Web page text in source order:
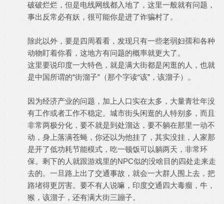
破破烂烂，但是电线网线都入地了，这里一般就有问题，
事出反常必有妖，很可能你是进了诈骗村了。
除此以外，要是四周看看，发现只有一些老弱妇孺和各种
动物盯着你看，这地方有问题的概率就更大了。
这里要说印度一大特色，就是满大街都是闲逛的人，也就
是中国所谓的“街溜子”（那个字读“该”，该溜子）。
因为经济产业的问题，加上人口实在太多，大量青壮年没
有工作或者工作不稳定。城市街头闲逛的人特别多，而且
非常两极分化，要不就是到处溜达，要不躺在那里一动不
动，身上落满苍蝇，你还以为他挂了，其实没挂，人家那
是开了低功耗节能模式，吃一顿饭可以躺两天，非常环
保。剩下的人就跟游戏里的NPC似的没啥目的四处走来走
去的。一旦路上出了交通事故，就会一大群人围上去，把
路堵得更厉害。要不有人说嘛，印度交通四大毒瘤，牛，
猴，该溜子，还有满大街三蹦子。